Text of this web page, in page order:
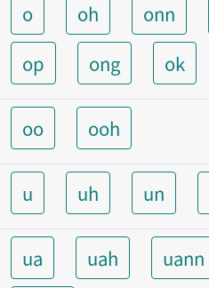
o oh onn
op
ong ok
oo ooh
u uh un
ua uah uann